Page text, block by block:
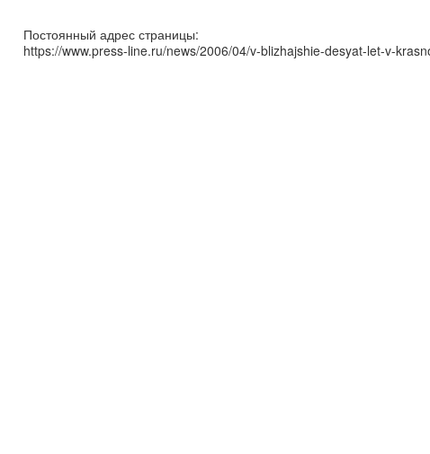
Постоянный адрес страницы:
https://www.press-line.ru/news/2006/04/v-blizhajshie-desyat-let-v-